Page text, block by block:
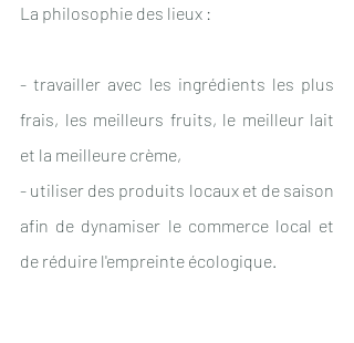
La philosophie des lieux :
- travailler avec les ingrédients les plus
frais, les meilleurs fruits, le meilleur lait
et la meilleure crème,
- utiliser des produits locaux et de saison
afin de dynamiser le commerce local et
de réduire l'empreinte écologique.